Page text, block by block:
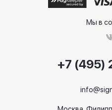
Мы в
+7 (495)